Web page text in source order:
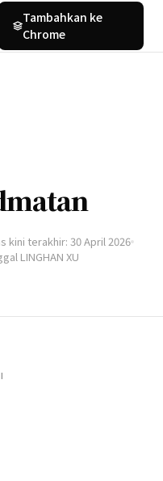
Tambahkan ke
Chrome
kini terakhir: 30 April 2026
LINGHAN XU